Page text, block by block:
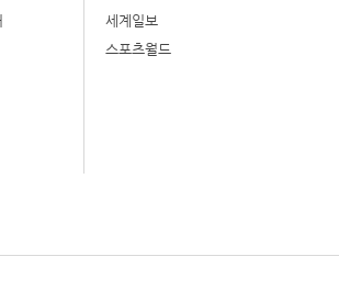
세계일보
스포츠월드